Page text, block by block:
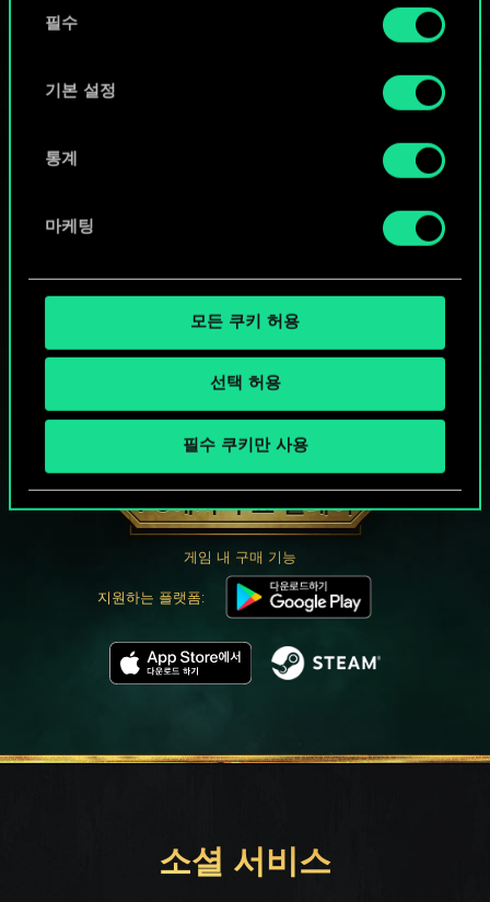
쿠키 사용에 관한 세부 사항이나 관련 설정은 아래의
필수
기본 설정
통계
마케팅
모든 쿠키 허용
선택 허용
필수 쿠키만 사용
궨트 한 판 어떠신가요?
PC에서 무료 플레이
게임 내 구매 기능
지원하는 플랫폼:
소셜 서비스